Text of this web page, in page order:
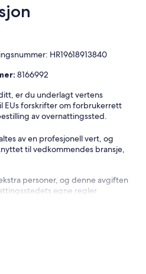
HR19618913840
8166992
er du underlagt vertens
EUs forskrifter om forbrukerrett
av overnattingssted.
av en profesjonell vert, og
til vedkommendes bransje,
personer, og denne avgiften
egne regler